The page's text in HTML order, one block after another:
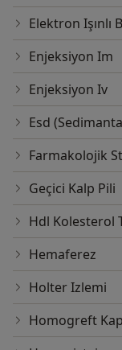
Elektron Işınlı
Enjeksiyon Im
Enjeksiyon Iv
Esd
Farmakolojik
Geçici Kalp Pili
Hdl Kolesterol
Hemaferez
Holter Izlemi
Homogreft